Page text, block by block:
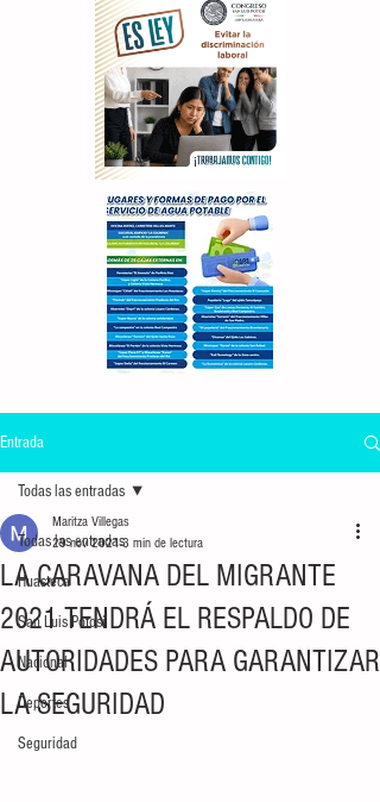
Entrada
Todas las entradas
Huasteca
San Luis Potosí
Nacional
Deportes
Seguridad
Todas las entradas
LA CARAVANA DEL MIGRANTE
2021 TENDRÁ EL RESPALDO DE
AUTORIDADES PARA GARANTIZAR
LA SEGURIDAD
Maritza Villegas
29 nov 20213 min de lectura